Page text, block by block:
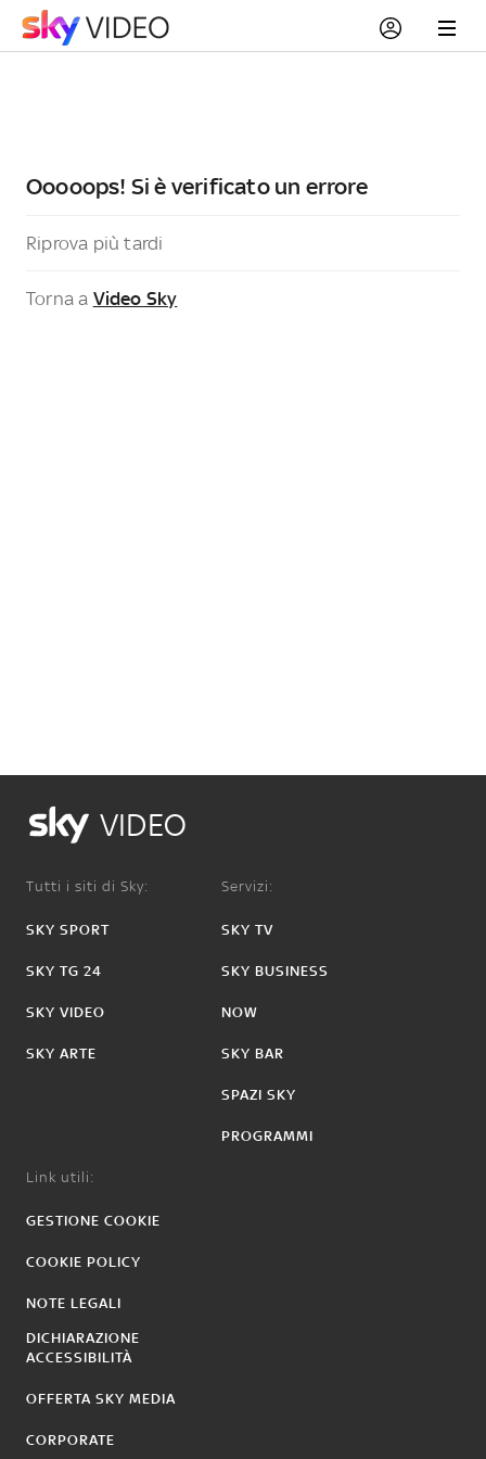
Ooooops! Si è verificato un errore
Riprova più tardi
Torna a Video Sky
VIDEO
Tutti i siti di Sky:
SKY SPORT
SKY TG 24
SKY VIDEO
SKY ARTE
Servizi:
SKY TV
SKY BUSINESS
NOW
SKY BAR
SPAZI SKY
PROGRAMMI
Link utili:
GESTIONE COOKIE
COOKIE POLICY
NOTE LEGALI
DICHIARAZIONE
ACCESSIBILITÀ
OFFERTA SKY MEDIA
CORPORATE